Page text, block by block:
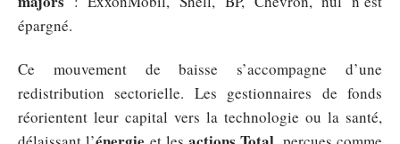
épargné.
Ce mouvement de baisse s’accompagne d’une
redistribution sectorielle. Les gestionnaires de fonds
réorientent leur capital vers la technologie ou la santé,